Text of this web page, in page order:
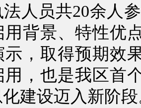
人员共20余人
用背景、特性优
，取得预期效
用，也是我区首
建设迈入新阶